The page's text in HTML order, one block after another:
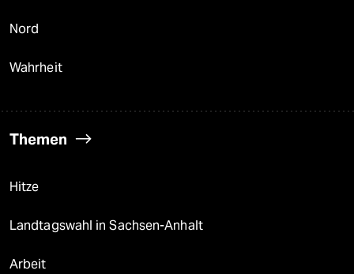
Nord
Wahrheit
Themen
Hitze
Landtagswahl in Sachsen-Anhalt
Arbeit